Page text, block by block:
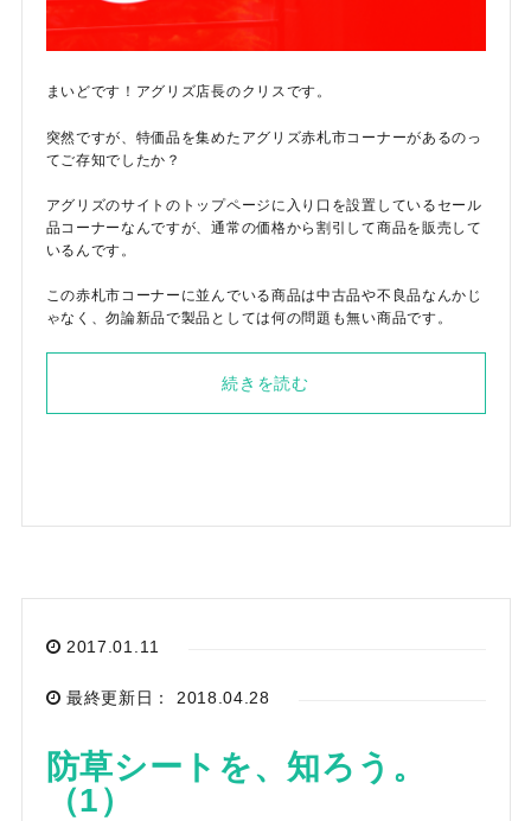
まいどです！アグリズ店長のクリスです。
突然ですが、特価品を集めたアグリズ赤札市コーナーがあるのっ
てご存知でしたか？
アグリズのサイトのトップページに入り口を設置しているセール
品コーナーなんですが、通常の価格から割引して商品を販売して
いるんです。
この赤札市コーナーに並んでいる商品は中古品や不良品なんかじ
ゃなく、勿論新品で製品としては何の問題も無い商品です。
続きを読む
2017.01.11
最終更新日： 2018.04.28
防草シートを、知ろう。
（1）